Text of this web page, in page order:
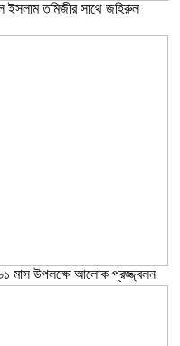
ইসলাম তমিজীর সাথে জহিরুল
মাস উপলক্ষে আলোক প্রজ্জ্বলন